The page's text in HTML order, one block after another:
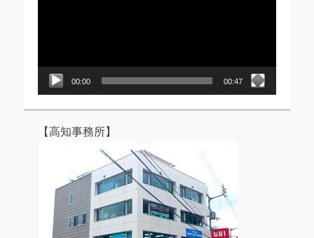
00:00 00:47
【高知事務所】